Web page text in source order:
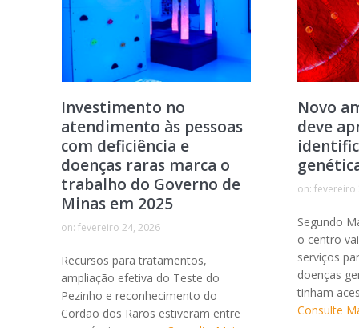
Investimento no
atendimento às pessoas
com deficiência e
doenças raras marca o
trabalho do Governo de
Minas em 2025
on:fevereiro 24, 2026
Recursos para tratamentos,
ampliação efetiva do Teste do
Pezinho e reconhecimento do
Cordão dos Raros estiveram entre
Novo
deve
on:fevereiro
Segundo
o centro
serviços
doenças
tinham
Consulte